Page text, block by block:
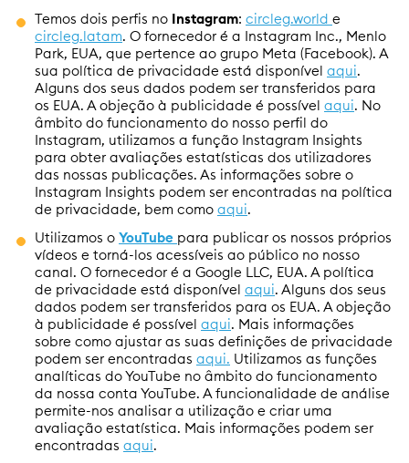
Temos dois perfis no Instagram: circleg.world e
circleg.latam. O fornecedor é a Instagram Inc., Menlo
Park, EUA, que pertence ao grupo Meta (Facebook). A
sua política de privacidade está disponível aqui.
Alguns dos seus dados podem ser transferidos para
os EUA. A objeção à publicidade é possível aqui. No
âmbito do funcionamento do nosso perfil do
Instagram, utilizamos a função Instagram Insights
para obter avaliações estatísticas dos utilizadores
das nossas publicações. As informações sobre o
Instagram Insights podem ser encontradas na política
de privacidade, bem como aqui.
Utilizamos o YouTube para publicar os nossos próprios
vídeos e torná-los acessíveis ao público no nosso
canal. O fornecedor é a Google LLC, EUA. A política
de privacidade está disponível aqui. Alguns dos seus
dados podem ser transferidos para os EUA. A objeção
à publicidade é possível aqui. Mais informações
sobre como ajustar as suas definições de privacidade
podem ser encontradas aqui. Utilizamos as funções
analíticas do YouTube no âmbito do funcionamento
da nossa conta YouTube. A funcionalidade de análise
permite-nos analisar a utilização e criar uma
avaliação estatística. Mais informações podem ser
encontradas aqui.